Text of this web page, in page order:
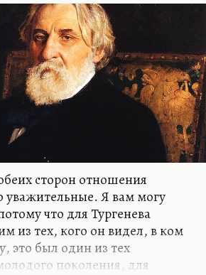
сторон отношения
уважительные. Я вам могу
что для Тургенева
из тех, кого он видел, в ком
это был один из тех
поколения, для